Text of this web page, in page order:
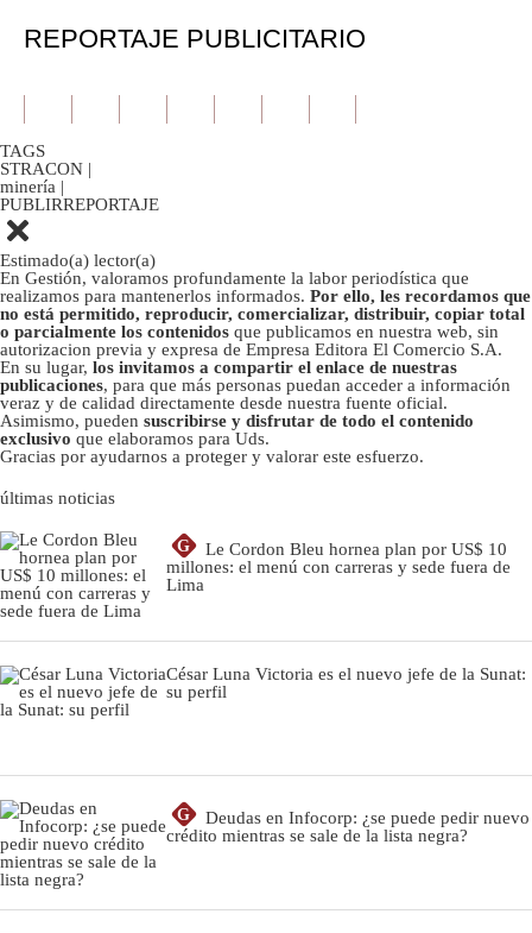
REPORTAJE PUBLICITARIO
TAGS
STRACON |
minería |
PUBLIRREPORTAJE
Estimado(a) lector(a)
En Gestión, valoramos profundamente la labor periodística que
realizamos para mantenerlos informados. Por ello, les recordamos que
no está permitido, reproducir, comercializar, distribuir, copiar total
o parcialmente los contenidos que publicamos en nuestra web, sin
autorizacion previa y expresa de Empresa Editora El Comercio S.A.
En su lugar, los invitamos a compartir el enlace de nuestras
publicaciones, para que más personas puedan acceder a información
veraz y de calidad directamente desde nuestra fuente oficial.
Asimismo, pueden suscribirse y disfrutar de todo el contenido
exclusivo que elaboramos para Uds.
Gracias por ayudarnos a proteger y valorar este esfuerzo.
últimas noticias
G
Le Cordon Bleu hornea plan por US$ 10
millones: el menú con carreras y sede fuera de
Lima
César Luna Victoria es el nuevo jefe de la Sunat:
su perfil
G
Deudas en Infocorp: ¿se puede pedir nuevo
crédito mientras se sale de la lista negra?